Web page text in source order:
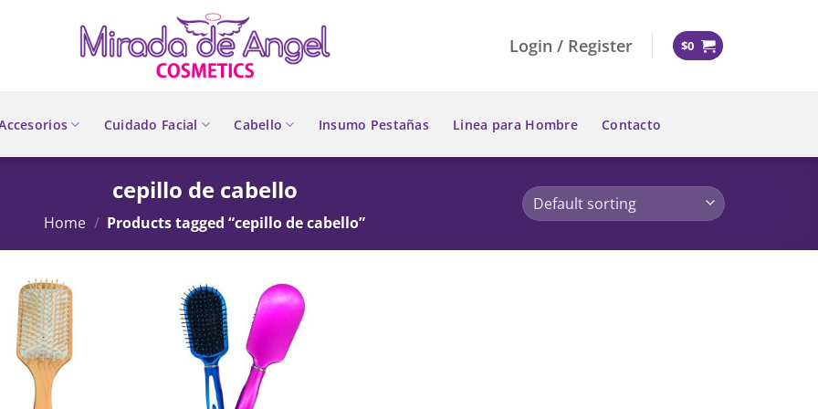
Login / Register $0
Cuidado Facial Cabello Insumo Pestañas Linea para Hombre Contacto
cepillo de cabello
Home / Products tagged “cepillo de cabello”